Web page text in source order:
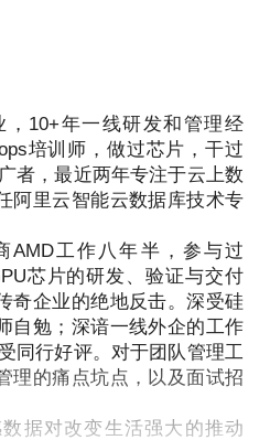
起、发展以及最佳实践。并
来量身定做适合企业实际情
的成功经验，对处于具备一
互联网创业企业来说，会很
10+年一线研发和管理经
培训师，做过芯片，干过
者，最近两年专注于云上数
阿里云智能云数据库技术专
AMD工作八年半，参与过
芯片的研发、验证与交付
奇企业的绝地反击。深受硅
自勉；深谙一线外企的工作
同行好评。对于团队管理工
理的痛点坑点，以及面试招
据对改变生活强大的推动